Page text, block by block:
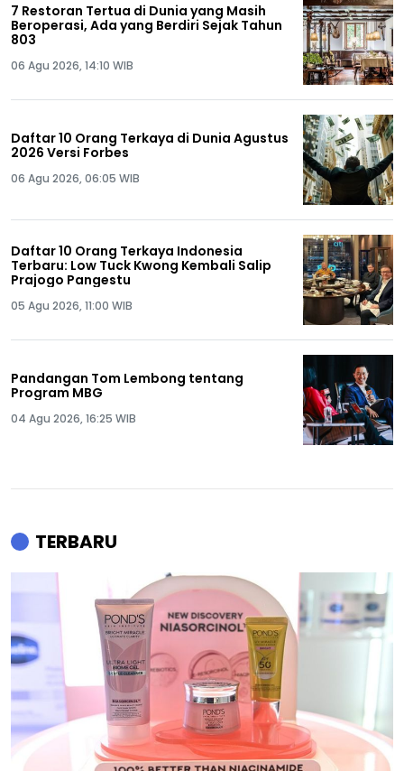
7 Restoran Tertua di Dunia yang Masih
Beroperasi, Ada yang Berdiri Sejak Tahun
803
06 Agu 2026, 14:10 WIB
Daftar 10 Orang Terkaya di Dunia Agustus
2026 Versi Forbes
06 Agu 2026, 06:05 WIB
Daftar 10 Orang Terkaya Indonesia
Terbaru: Low Tuck Kwong Kembali Salip
Prajogo Pangestu
05 Agu 2026, 11:00 WIB
Pandangan Tom Lembong tentang
Program MBG
04 Agu 2026, 16:25 WIB
TERBARU